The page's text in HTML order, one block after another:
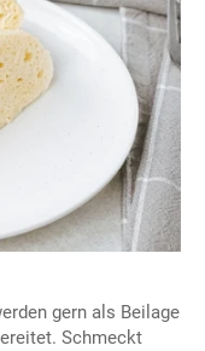
gern als Beilage
Schmeckt